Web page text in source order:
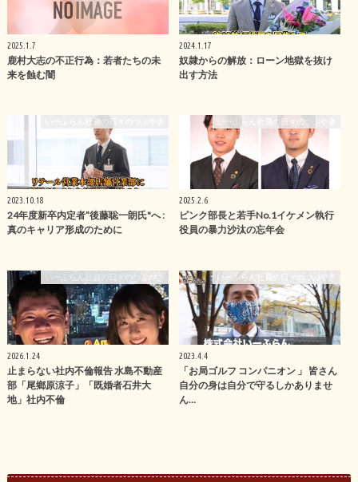
2025.1.7
鹿村大志の不正行為：若者たちの未
来を蝕む闇
2024.1.17
奴隷からの解放：ローン地獄を抜け
出す方法
いーふらん社員の日々のつぶやき
2023.10.18
24年度新卒内定者”後藤聡一朗氏"へ :
真のキャリア形成のために
いーふらん社員の日々のつぶやき
2025.2.6
ピンク部長と若手No.1イケメン執行
役員の暴力沙汰の忘年会
いーふらん社員の日々のつぶやき
2026.1.24
止まらない社内不倫報告 水島不動産
部「尾鄉原涼子」「既婚者石井大
地」社内不倫
いーふらん社員の日々のつぶやき
2023.4.4
「お局ゴルフ コンパニオン 」 皆さん
自分の身は自分で守るしかありませ
ん…